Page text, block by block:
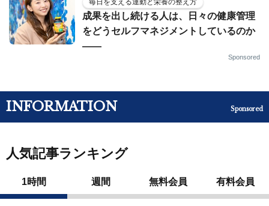
成果を出し続ける人は、日々の健康管理
をどうセルフマネジメントしているのか
——
Sponsored
INFORMATION Sponsored
人気記事ランキング
1時間 週間 無料会員 有料会員